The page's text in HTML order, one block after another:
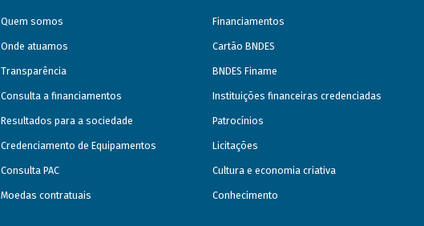
Quem somos
Onde atuamos
Transparência
Consulta a financiamentos
Resultados para a sociedade
Credenciamento de Equipamentos
Consulta PAC
Moedas contratuais
Financiamentos
Cartão BNDES
BNDES Finame
Instituições financeiras credenciadas
Patrocínios
Licitações
Cultura e economia criativa
Conhecimento